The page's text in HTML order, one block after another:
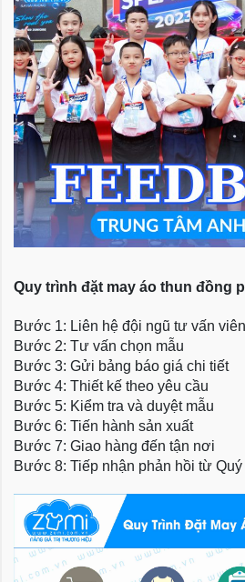
Quy trình đặt may áo thun đồng
Bước 1: Liên hệ đội ngũ tư vấn viên
Bước 2: Tư vấn chọn mẫu
Bước 3: Gửi bảng báo giá chi tiết
Bước 4: Thiết kế theo yêu cầu
Bước 5: Kiểm tra và duyệt mẫu
Bước 6: Tiến hành sản xuất
Bước 7: Giao hàng đến tận nơi
Bước 8: Tiếp nhận phản hồi từ